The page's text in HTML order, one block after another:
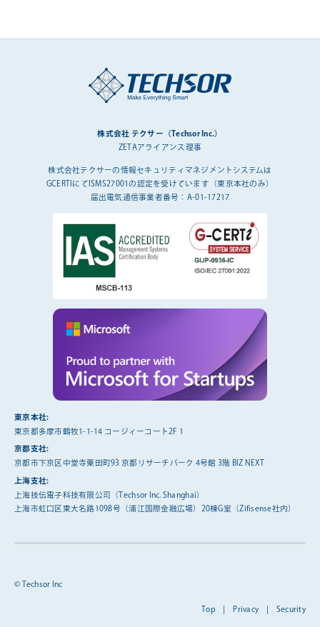
株式会社 テクサー（Techsor Inc.）
ZETAアライアンス理事
株式会社テクサーの情報セキュリティマネジメントシステムは
GCERTIにてISMS27001の認定を受けています（東京本社のみ）
届出電気通信事業者番号：A-01-17217
東京本社:
東京都多摩市鶴牧1-1-14 コージィーコート2F 1
京都支社:
京都市下京区中堂寺粟田町93 京都リサーチパーク 4号館 3階 BIZ NEXT
上海支社:
上海技伝電子科技有限公司（Techsor Inc. Shanghai）
上海市虹口区東大名路1098号（浦江国際金融広場）20棟G室（Zifisense社内）
© Techsor Inc
Top Privacy Security